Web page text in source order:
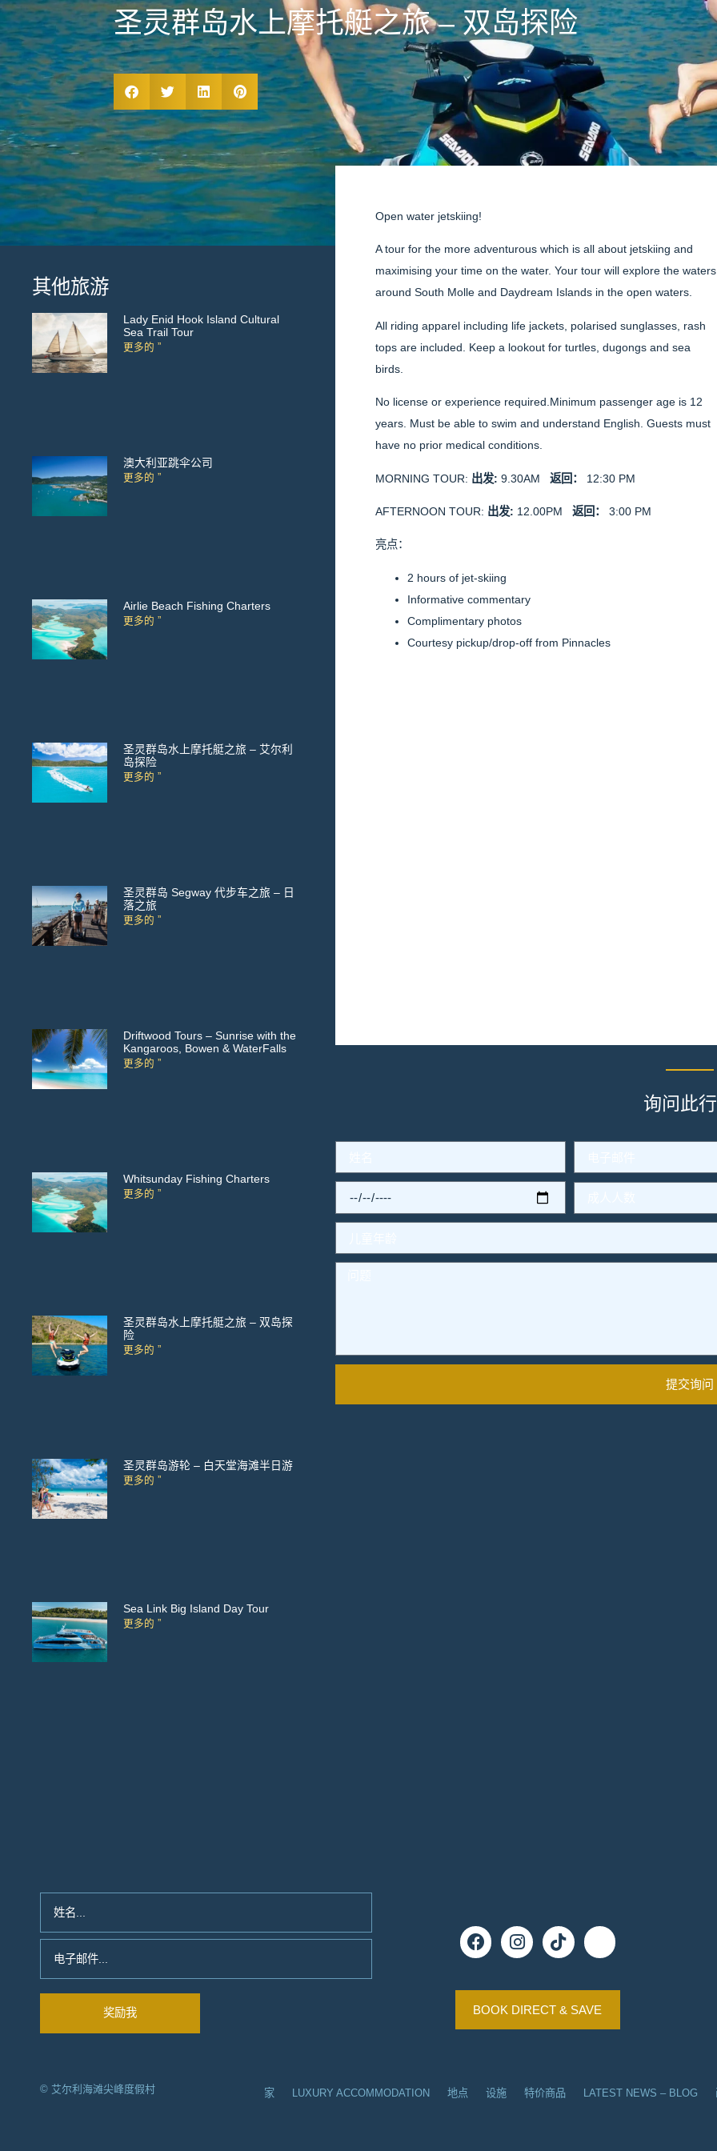
圣灵群岛水上摩托艇之旅 – 双岛探险
其他旅游
Lady Enid Hook Island Cultural
Sea Trail Tour
更多的 ”
澳大利亚跳伞公司
更多的 ”
Airlie Beach Fishing Charters
更多的 ”
圣灵群岛水上摩托艇之旅 – 艾尔利
岛探险
更多的 ”
圣灵群岛 Segway 代步车之旅 – 日
落之旅
更多的 ”
Driftwood Tours – Sunrise with the
Kangaroos, Bowen & WaterFalls
更多的 ”
Whitsunday Fishing Charters
更多的 ”
圣灵群岛水上摩托艇之旅 – 双岛探
险
更多的 ”
圣灵群岛游轮 – 白天堂海滩半日游
更多的 ”
Sea Link Big Island Day Tour
更多的 ”
Open water jetskiing!
A tour for the more adventurous which is all about jetskiing and
maximising your time on the water. Your tour will explore the waters
around South Molle and Daydream Islands in the open waters.
All riding apparel including life jackets, polarised sunglasses, rash
tops are included. Keep a lookout for turtles, dugongs and sea
birds.
No license or experience required.Minimum passenger age is 12
years. Must be able to swim and understand English. Guests must
have no prior medical conditions.
MORNING TOUR: 出发: 9.30AM返回： 12:30 PM
AFTERNOON TOUR: 出发: 12.00PM返回： 3:00 PM
亮点：
2 hours of jet-skiing
Informative commentary
Complimentary photos
Courtesy pickup/drop-off from Pinnacles
询问此
提交询问
BOOK DIRECT & SAVE
© 艾尔利海滩尖峰度假村 家 LUXURY ACCOMMODATION 地点 设施 特价商品 LATEST NEWS – BLOG